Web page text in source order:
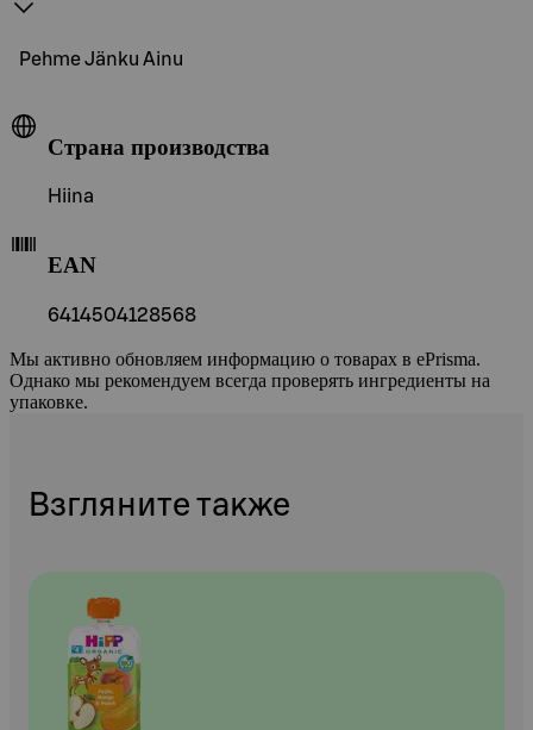
Pehme Jänku Ainu
Страна производства
Hiina
EAN
6414504128568
Мы активно обновляем информацию о товарах в ePrisma.
Однако мы рекомендуем всегда проверять ингредиенты на
упаковке.
Взгляните также